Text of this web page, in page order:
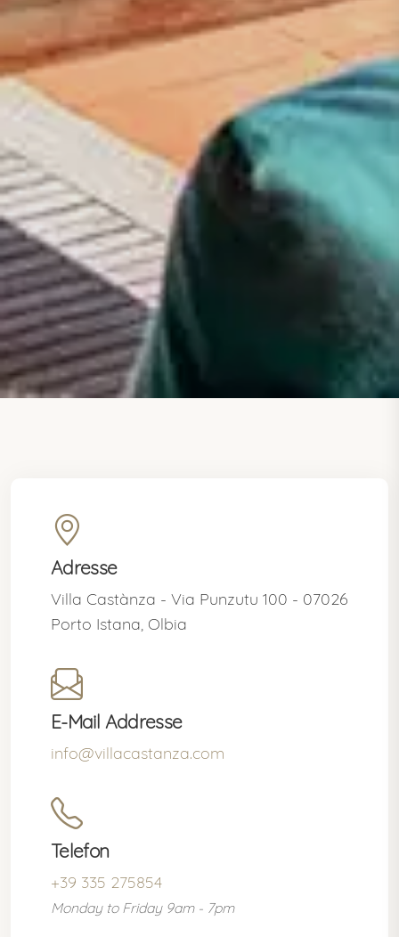
Adresse
Villa Castànza - Via Punzutu 100 - 07026
Porto Istana, Olbia
E-Mail Addresse
info@villacastanza.com
Telefon
+39 335 275854
Monday to Friday 9am - 7pm